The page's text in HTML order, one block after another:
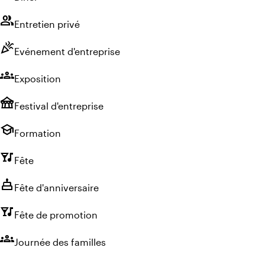
groupEntretien privé
celebrationEvénement d'entreprise
groupsExposition
festivalFestival d'entreprise
schoolFormation
nightlifeFête
cake Fête d'anniversaire
nightlifeFête de promotion
groupsJournée des familles